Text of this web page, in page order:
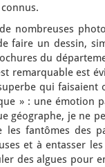
nombreuses
faire un dessin,
du
remarquable est
qui faisaient
» : une émotion
géographe, je ne
les fantômes des
et à entasser
des algues pour